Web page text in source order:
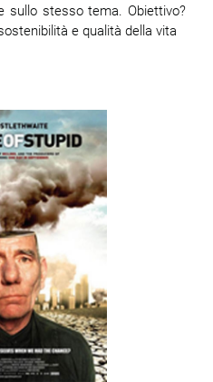
sullo stesso tema. Obiettivo?
e qualità della vita